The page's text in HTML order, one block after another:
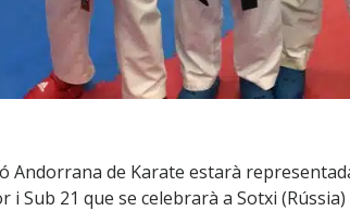
Andorrana de Karate estarà
i Sub 21 que se celebrarà a Sotxi